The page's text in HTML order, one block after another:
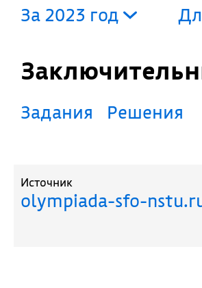
За 2023 год
Задания Решения
Источник
olympiada-sfo-